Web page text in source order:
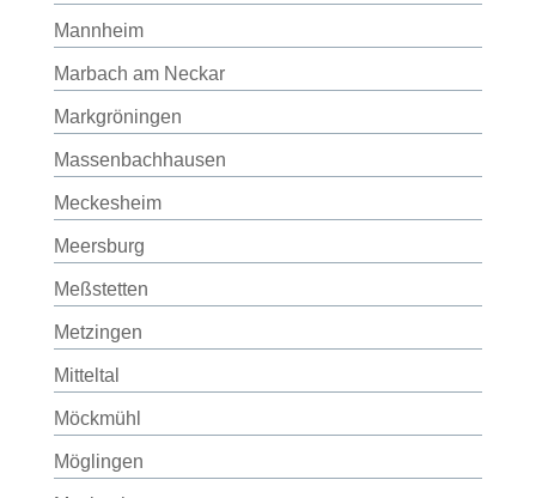
Mannheim
Marbach am Neckar
Markgröningen
Massenbachhausen
Meckesheim
Meersburg
Meßstetten
Metzingen
Mitteltal
Möckmühl
Möglingen